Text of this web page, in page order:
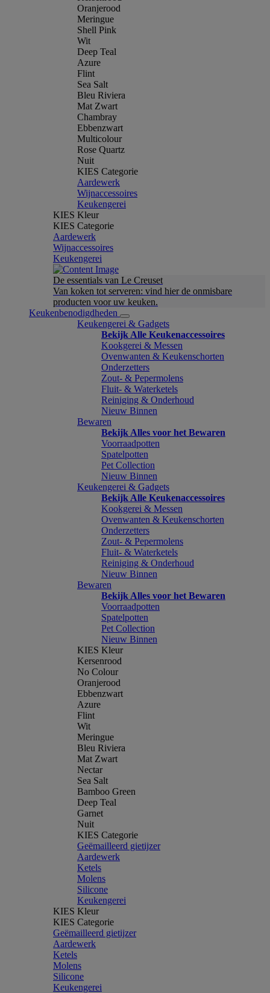
Oranjerood
Meringue
Shell Pink
Wit
Deep Teal
Azure
Flint
Sea Salt
Bleu Riviera
Mat Zwart
Chambray
Ebbenzwart
Multicolour
Rose Quartz
Nuit
KIES Categorie
Aardewerk
Wijnaccessoires
Keukengerei
KIES Kleur
KIES Categorie
Aardewerk
Wijnaccessoires
Keukengerei
De essentials van Le Creuset
Van koken tot serveren: vind hier de onmisbare
producten voor uw keuken.
Keukenbenodigdheden
Keukengerei & Gadgets
Bekijk Alle Keukenaccessoires
Kookgerei & Messen
Ovenwanten & Keukenschorten
Onderzetters
Zout- & Pepermolens
Fluit- & Waterketels
Reiniging & Onderhoud
Nieuw Binnen
Bewaren
Bekijk Alles voor het Bewaren
Voorraadpotten
Spatelpotten
Pet Collection
Nieuw Binnen
Keukengerei & Gadgets
Bekijk Alle Keukenaccessoires
Kookgerei & Messen
Ovenwanten & Keukenschorten
Onderzetters
Zout- & Pepermolens
Fluit- & Waterketels
Reiniging & Onderhoud
Nieuw Binnen
Bewaren
Bekijk Alles voor het Bewaren
Voorraadpotten
Spatelpotten
Pet Collection
Nieuw Binnen
KIES Kleur
Kersenrood
No Colour
Oranjerood
Ebbenzwart
Azure
Flint
Wit
Meringue
Bleu Riviera
Mat Zwart
Nectar
Sea Salt
Bamboo Green
Deep Teal
Garnet
Nuit
KIES Categorie
Geëmailleerd gietijzer
Aardewerk
Ketels
Molens
Silicone
Keukengerei
KIES Kleur
KIES Categorie
Geëmailleerd gietijzer
Aardewerk
Ketels
Molens
Silicone
Keukengerei